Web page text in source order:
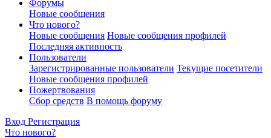
Форумы
Новые сообщения
Что нового?
Новые сообщения Новые сообщения профилей
Последняя активность
Пользователи
Зарегистрированные пользователи Текущие посетители
Новые сообщения профилей
Пожертвования
Сбор средств В помощь форуму
Вход Регистрация
Что нового?